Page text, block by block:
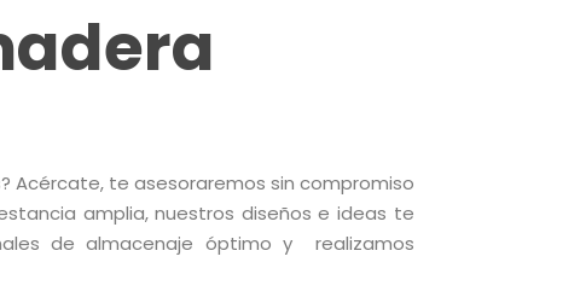
Acércate, te asesoraremos sin compromiso
amplia, nuestros diseños e ideas te
de almacenaje óptimo y realizamos